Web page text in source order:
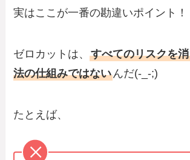
実はここが一番の勘違いポイント！
ゼロカットは、すべてのリスクを
法の仕組みではないんだ(-_-;)
たとえば、